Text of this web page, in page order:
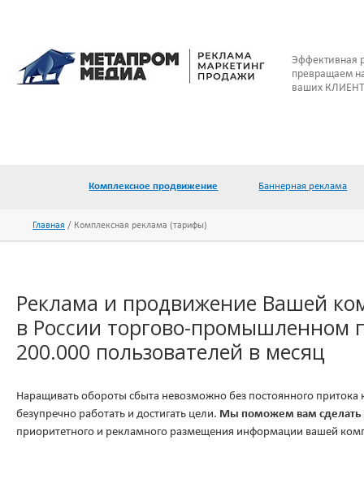
Эффективная
превращаем
ваших
Комплексное продвижение Баннерная реклама
Главная Комплексная реклама (тарифы)
Реклама и продвижение Вашей
в России торгово-промышленном
200.000 пользователей в месяц
Наращивать обороты сбыта невозможно без постоянного
безупречно работать и достигать цели. Мы поможем вам сделать
приоритетного и рекламного размещения информации вашей